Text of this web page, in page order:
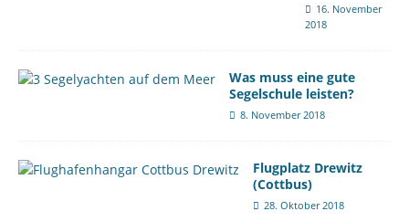
16. November
2018
Was muss eine gute
Segelschule leisten?
8. November 2018
Flugplatz Drewitz
(Cottbus)
28. Oktober 2018